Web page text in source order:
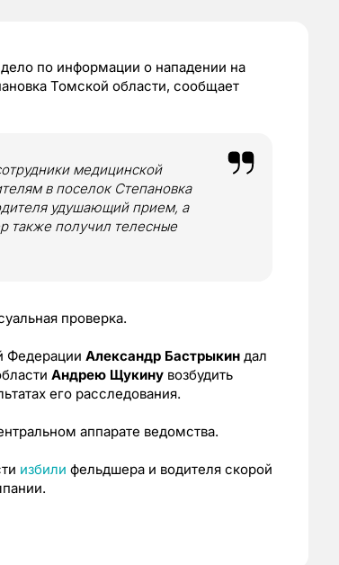
по информации о нападении на
Томской области, сообщает
медицинской
в поселок Степановка
удушающий прием, а
также получил телесные
проверка.
Федерации Александр Бастрыкин дал
Андрею Щукину возбудить
его расследования.
аппарате ведомства.
избили фельдшера и водителя скорой